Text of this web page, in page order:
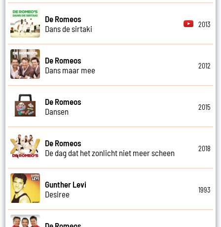
De Romeos
Dans de sirtaki
2013
De Romeos
Dans maar mee
2012
De Romeos
Dansen
2015
De Romeos
De dag dat het zonlicht niet meer scheen
2018
Gunther Levi
Desiree
1993